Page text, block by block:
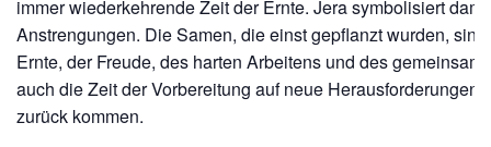
immer wiederkehrende Zeit der Ernte. Jera symbolisiert
Anstrengungen. Die Samen, die einst gepflanzt wurden,
Ernte, der Freude, des harten Arbeitens und des
auch die Zeit der Vorbereitung auf neue
zurück kommen.